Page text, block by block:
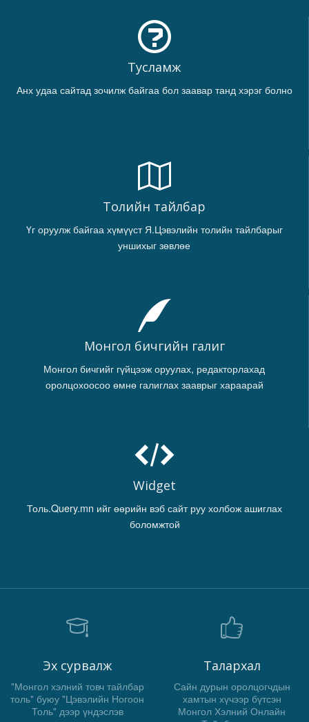
Тусламж
Анх удаа сайтад зочилж байгаа бол заавар танд хэрэг болно
Толийн тайлбар
Үг оруулж байгаа хүмүүст Я.Цэвэлийн толийн тайлбарыг
уншихыг зөвлөе
Монгол бичгийн галиг
Монгол бичгийг гүйцээж оруулах, редакторлахад
оролцохоосоо өмнө галиглах зааврыг хараарай
Widget
Толь.Query.mn ийг өөрийн вэб сайт руу холбож ашиглах
боломжтой
Эх сурвалж
"Монгол хэлний товч тайлбар
толь" буюу "Цэвэлийн Ногоон
Толь" дээр үндэслэв
Талархал
Сайн дурын оролцогчдын
хамтын хүчээр бүтсэн
Монгол Хэлний Онлайн